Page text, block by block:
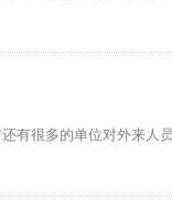
有很多的单位对外来人